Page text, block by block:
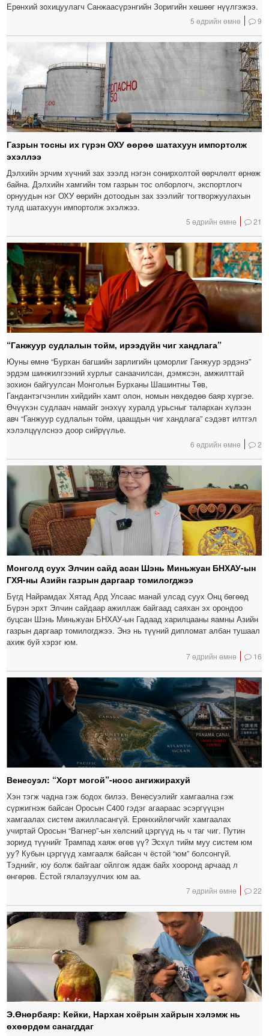
Ерөнхий зохицуулагч Санжаасүрэнгийн Зоригийн хөшөөг нүүлгэжээ.
5 өдрийн өмнө 9
Газрын тосны их гүрэн ОХУ өөрөө шатахуун импортолж
эхэллээ
Дэлхийн эрчим хүчний зах зээлд нэгэн сонирхолтой өөрчлөлт өрнөж
байна. Дэлхийн хамгийн том газрын тос олборлогч, экспортлогч
орнуудын нэг ОХУ өөрийн дотоодын зах зээлийг тогтворжуулахын
тулд шатахуун импортолж эхэлжээ.
5 өдрийн өмнө 21
“Ганжуур судлалын тойм, ирээдүйн чиг хандлага”
Юуны өмнө “Бурхан багшийн зарлигийн цоморлиг Ганжуур эрдэнэ”
эрдэм шинжилгээний хурлыг санаачилсан, дэмжсэн, амжилттай
зохион байгуулсан Монголын Бурханы Шашинтны Төв,
Гандантэгчэнлин хийдийн хамт олон, номын нөхдөдөө баяр хүргэе.
Өчүүхэн судлаач намайг энэхүү хуралд урьсныг талархан хүлээн
авч “Ганжуур судлалын тойм, цаашдын чиг хандлага” сэдэвт илтгэл
хэлэлцүүлснээ доор сийрүүлье.
6 өдрийн өмнө 2
Монголд суух Элчин сайд асан Шэнь Миньжуан БНХАУ-ын
ГХЯ-ны Азийн газрын даргаар томилогджээ
Бүгд Найрамдах Хятад Ард Улсаас манай улсад суух Онц бөгөөд
Бүрэн эрхт Элчин сайдаар ажиллаж байгаад саяхан эх орондоо
буцсан Шэнь Миньжуан БНХАУ-ын Гадаад харилцааны яамны Азийн
газрын даргаар томилогджээ. Энэ нь түүний дипломат албан тушаал
ахиж буй хэрэг юм.
7 өдрийн өмнө 16
Венесуэл: “Хорт могой”-ноос ангижирахуй
Хэн тэгж чадна гэж бодох билээ. Венесуэлийг хамгаална гэж
сүржигнэж байсан Оросын С400 гэдэг агаараас эсэргүүцэн
хамгаалах систем ажилласангүй. Ерөнхийлөгчийг хамгаалах
учиртай Оросын “Вагнер”-ын хөлсний цэргүүд нь ч таг чиг. Путин
зориуд түүнийг Трампад хаяж өгөв үү? Эсхүл тийм муу систем юм
уу? Кубын цэргүүд хамгаалж байсан ч ёстой “юм” болсонгүй.
Тэднийг, юу болж байгааг ойлгож ядаж байх хооронд арчаад л
өнгөрөв. Ёстой гялалзуулчих юм аа.
7 өдрийн өмнө 22
Э.Өнөрбаяр: Кейки, Нархан хоёрын хайрын хэлэмж нь
өхөөрдөм санагддаг